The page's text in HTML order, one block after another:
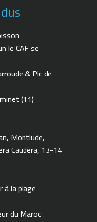
le CAF se
& Pic de
(11)
Montlude,
Caudèra, 13-14
à la plage
du Maroc